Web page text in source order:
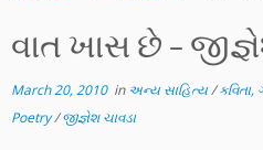
વાત ખાસ છે –
March 20, 2010in અન્ય સાહિત્ય/
Poetry/જીજ્ઞેશ ચાવડા